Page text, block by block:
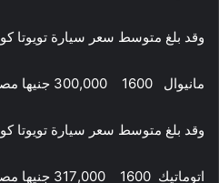
وقد بلغ متوسط سعر سيارة تويوتا كورولا
مانيوال 1600 300,000 جنيها مصريا
وقد بلغ متوسط سعر سيارة تويوتا كورولا
اتوماتيك 1600 317,000 جنيها مصريا